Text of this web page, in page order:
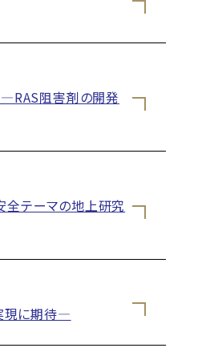
阻害剤の開発
テーマの地上研究
現に期待―